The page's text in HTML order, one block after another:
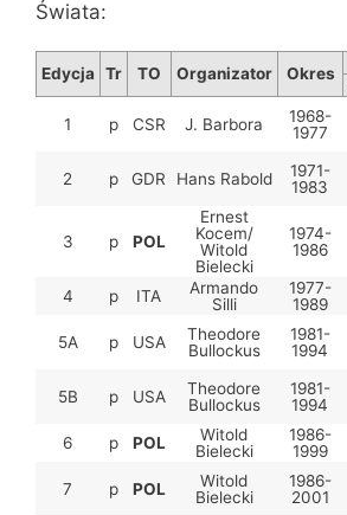
Świata:
Edycja Tr TO Organizator Okres
1 p CSR J. Barbora
1968-
1977
2 p GDR Hans Rabold
1971-
1983
3 p POL
Ernest
Kocem/
Witold
Bielecki
1974-
1986
4 p ITA
Armando
Silli
1977-
1989
5A p USA
Theodore
Bullockus
1981-
1994
5B p USA
Theodore
Bullockus
1981-
1994
6 p POL
Witold
Bielecki
1986-
1999
7 p POL
Witold
Bielecki
1986-
2001